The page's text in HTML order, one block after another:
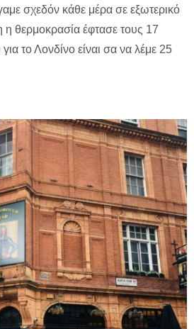
σχεδόν κάθε μέρα σε εξωτερικό
η θερμοκρασία έφτασε τους 17
το Λονδίνο είναι σα να λέμε 25